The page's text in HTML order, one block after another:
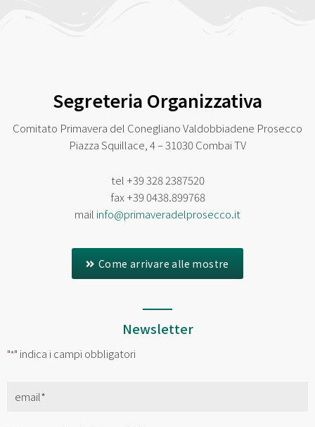
Segreteria Organizzativa
Comitato Primavera del Conegliano Valdobbiadene Prosecco
Piazza Squillace, 4 – 31030 Combai TV
tel +39 328 2387520
fax+39 0438.899768
mail info@primaveradelprosecco.it
Come arrivare alle mostre
Newsletter
"*" indica i campi obbligatori
Email